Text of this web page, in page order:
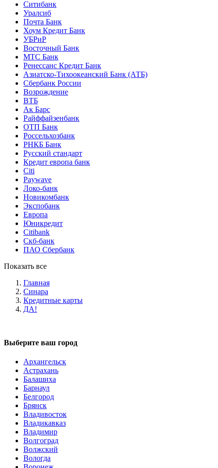
Ситибанк
Уралсиб
Почта Банк
Хоум Кредит Банк
УБРиР
Восточный Банк
МТС Банк
Ренессанс Кредит Банк
Азиатско-Тихоокеанский Банк (АТБ)
Сбербанк России
Возрождение
ВТБ
Ак Барс
Райффайзенбанк
ОТП Банк
Россельхозбанк
РНКБ Банк
Русский стандарт
Кредит европа банк
Citi
Paywave
Локо-банк
Новикомбанк
Экспобанк
Европа
Юникредит
Citibank
Скб-банк
ПАО Сбербанк
Показать все
Главная
Синара
Кредитные карты
ДА!
Выберите ваш город
Архангельск
Астрахань
Балашиха
Барнаул
Белгород
Брянск
Владивосток
Владикавказ
Владимир
Волгоград
Волжский
Вологда